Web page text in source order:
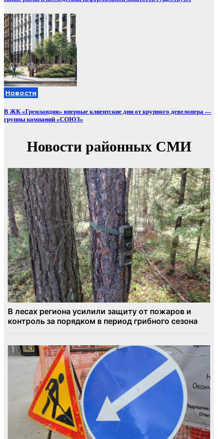
Новости
В ЖК «Гренландия» впервые клиентские дни от крупного девелопера —
группы компаний «СОЮЗ»